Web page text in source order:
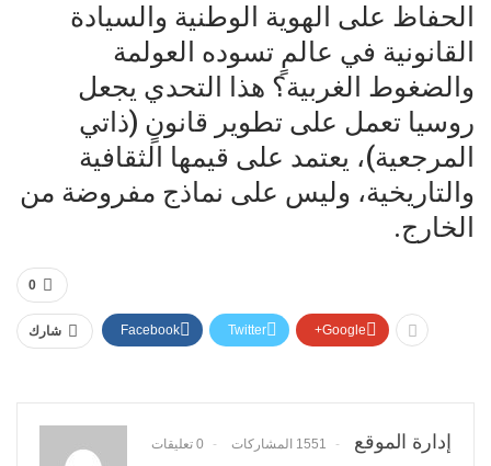
الحفاظ على الهوية الوطنية والسيادة
القانونية في عالمٍ تسوده العولمة
والضغوط الغربية؟ هذا التحدي يجعل
روسيا تعمل على تطوير قانونٍ (ذاتي
المرجعية)، يعتمد على قيمها الثقافية
والتاريخية، وليس على نماذج مفروضة من
الخارج.
0
شارك Facebook Twitter Google+
إدارة الموقع 1551 المشاركات 0 تعليقات